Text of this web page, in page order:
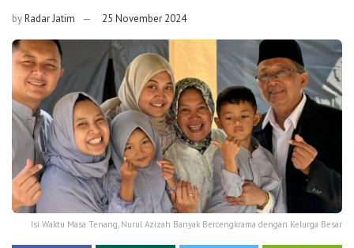
byRadar Jatim 25 November 2024
Isi Waktu Masa Tenang, Nurul Azizah Banyak Bercengkrama dengan Kelurga Besar